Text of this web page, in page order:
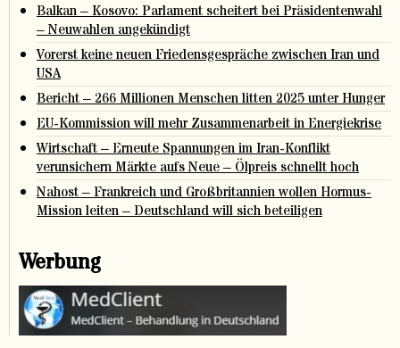
Balkan – Kosovo: Parlament scheitert bei Präsidentenwahl
– Neuwahlen angekündigt
Vorerst keine neuen Friedensgespräche zwischen Iran und
USA
Bericht – 266 Millionen Menschen litten 2025 unter Hunger
EU-Kommission will mehr Zusammenarbeit in Energiekrise
Wirtschaft – Erneute Spannungen im Iran-Konflikt
verunsichern Märkte aufs Neue – Ölpreis schnellt hoch
Nahost – Frankreich und Großbritannien wollen Hormus-
Mission leiten – Deutschland will sich beteiligen
Werbung